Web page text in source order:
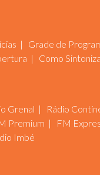
Grade de
Como
Grenal Rádio
Premium FM
Imbé